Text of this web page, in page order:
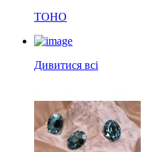
TOHO
Дивитися всі